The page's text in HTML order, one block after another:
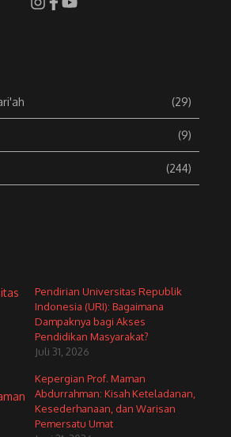
(29)
(9)
(244)
Pendirian Universitas Republik
Indonesia (URI): Bagaimana
Dampaknya bagi Akses
Pendidikan Masyarakat?
Juli 31, 2026
Kepergian Prof. Maman
Abdurrahman: Kisah Keteladanan,
Kesederhanaan, dan Warisan
Pemersatu Umat